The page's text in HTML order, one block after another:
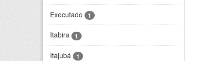
Executado 1
Itabira 1
Itajubá 1